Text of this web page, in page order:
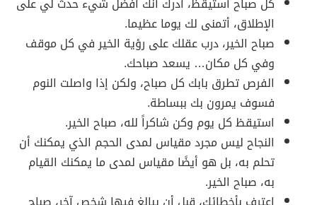
الإطلاق، أتمنى لك يوما عظيما.
صباح الخير، درب عقلك على رؤية الخير في كل موقف
وفي كل مكان… يسعد صباحك.
الفرص تطرق بابك كل صباح، ولكن إذا واصلت النوم
فسوف يمرون بك ببساطة.
استيقظ كل يوم وكن شاكراً لله، صباح الخير.
النجاح ليس مجرد مقياس لمدى الحجم الذي يمكنك أن
تحلم به، بل هو أيضًا مقياس لمدى ما يمكنك القيام
به، صباح الخير.